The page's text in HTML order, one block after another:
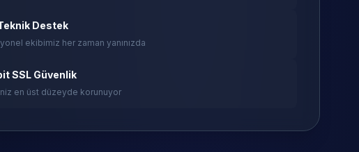
Destek
ekibimiz her zaman yanınızda
SSL Güvenlik
en üst düzeyde korunuyor